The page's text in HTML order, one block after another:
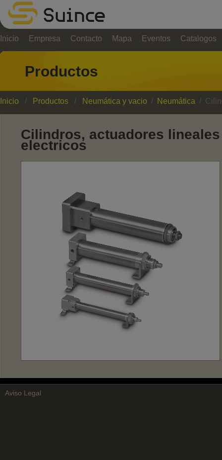
Inicio Empresa Contacto Mapa Eventos Catalogos
Productos
Inicio / Productos / Neumática y vacio / Neumática /
Cilindros, actuadores
electricos
Aviso Legal